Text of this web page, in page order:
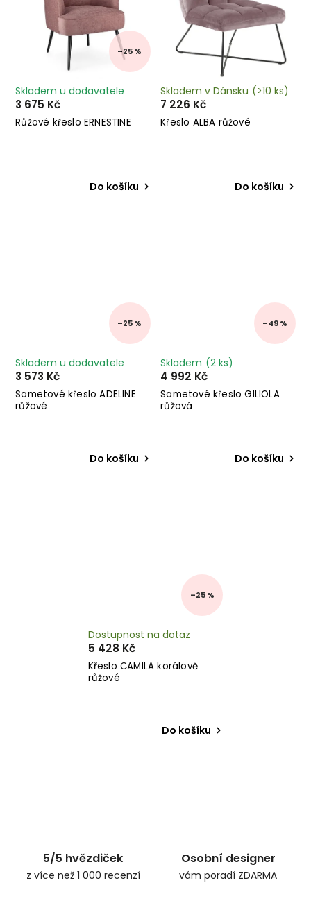
–25 %
Růžové křeslo ERNESTINE
Skladem u dodavatele
3 675 Kč
Do košíku
Křeslo ALBA růžové
Skladem v Dánsku (>10 ks)
7 226 Kč
Do košíku
–25 %
Sametové křeslo ADELINE
růžové
Skladem u dodavatele
3 573 Kč
Do košíku
–49 %
Sametové křeslo GILIOLA
růžová
Skladem (2 ks)
4 992 Kč
Do košíku
–25 %
Křeslo CAMILA korálově
růžové
Dostupnost na dotaz
5 428 Kč
Do košíku
5/5 hvězdiček
z více než 1 000 recenzí
Osobní designer
vám poradí ZDARMA